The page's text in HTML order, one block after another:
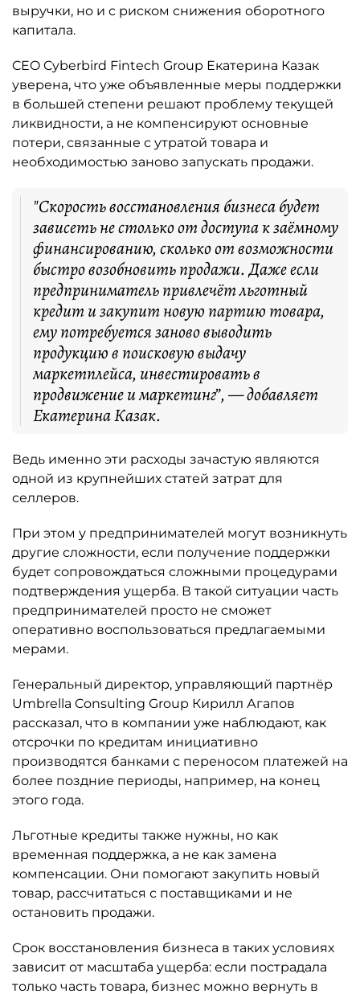
выручки, но и с риском снижения оборотного
капитала.
CEO Cyberbird Fintech Group Екатерина Казак
уверена, что уже объявленные меры поддержки
в большей степени решают проблему текущей
ликвидности, а не компенсируют основные
потери, связанные с утратой товара и
необходимостью заново запускать продажи.
"Скорость восстановления бизнеса будет
зависеть не столько от доступа к заёмному
финансированию, сколько от возможности
быстро возобновить продажи. Даже если
предприниматель привлечёт льготный
кредит и закупит новую партию товара,
ему потребуется заново выводить
продукцию в поисковую выдачу
маркетплейса, инвестировать в
продвижение и маркетинг”, — добавляет
Екатерина Казак.
Ведь именно эти расходы зачастую являются
одной из крупнейших статей затрат для
селлеров.
При этом у предпринимателей могут возникнуть
другие сложности, если получение поддержки
будет сопровождаться сложными процедурами
подтверждения ущерба. В такой ситуации часть
предпринимателей просто не сможет
оперативно воспользоваться предлагаемыми
мерами.
Генеральный директор, управляющий партнёр
Umbrella Consulting Group Кирилл Агапов
рассказал, что в компании уже наблюдают, как
отсрочки по кредитам инициативно
производятся банками с переносом платежей на
более поздние периоды, например, на конец
этого года.
Льготные кредиты также нужны, но как
временная поддержка, а не как замена
компенсации. Они помогают закупить новый
товар, рассчитаться с поставщиками и не
остановить продажи.
Срок восстановления бизнеса в таких условиях
зависит от масштаба ущерба: если пострадала
только часть товара, бизнес можно вернуть в